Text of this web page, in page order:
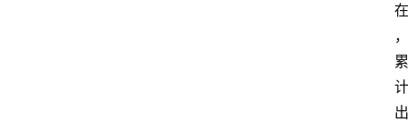
在
，
累
计
出